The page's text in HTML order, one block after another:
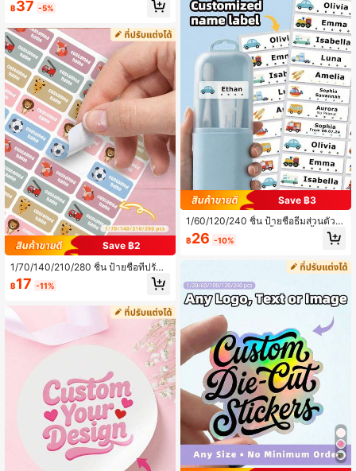
อะคริลิกภาพถ่ายการ์ตูนที่กำหนดเอง, ข
ลิกที่กำหนดเอง, ของขวัญวันครบรอบ,
ของที่ระลึกที่สมบูรณ์แบบสำหรับคนที่พิเ
ศษ, แท่นวางภาพถ่ายที่กำหนดเอง, ตก
แต่งภาพอะคริลิกที่กำหนดเอง, ของขวั
ญที่เหมาะสม เหมาะสำหรับคู่รัก แฟน แ
ฟนสาว สามี และภรรยา เหมาะสำหรับวั
นวาเลนไทน์ งานแต่งงาน และโอกาสพิเ
ศษอื่นๆ
฿37 -5%
Save ฿2
1/70/140/210/280 ชิ้น ป้ายชื่อที่ปรับแ
ต่งได้ สติกเกอร์ข้อความ สติกเกอร์ป้าย
ที่กันน้ำและกันน้ำมันแบบส่วนตัว เหมา
น การห่อของขวัญวันเกิด การตกแต่งข
องที่ระลึก การเฉลิมฉลองวันหยุด การระ
บุอุปกรณ์กีฬา และการระบุสิ่งของส่วนตั
ว ของขวัญที่เหมาะสมสำหรับผู้ชาย ผู้ห
ญิง พ่อแม่ เพื่อน ครอบครัว เพื่อนร่วมงา
น และลูกค้า เหมาะสำหรับการใช้งานป
ระจำวัน วันหยุดฤดูร้อน งานปาร์ตี้ฟุตบ
อลโลก วันเกิด วันพ่อ วันแม่ และโอกาส
฿17 -11%
วันเกิดส่วนตัว, การพิมพ์ลวดลาย, บรรย
ากาศอบอุ่น, ความสง่างามของฤดูหนา
Save ฿3
1/60/120/240 ชิ้น ป้ายชื่อธีมส่วนตัว ส
ติกเกอร์ข้อความ กันน้ำและกันน้ำมัน ส
ติกเกอร์ป้าย เหมาะสำหรับอาหารกลาง
กระเป๋า กระเป๋ายิม การตกแต่งสำนักงา
น การจัดระเบียบที่บ้าน การจัดเก็บในห
อพัก ป้ายคุณภาพสูง ทำให้สิ่งของของคุ
ณระบุได้ง่าย สร้างบรรยากาศอบอุ่น ขอ
งขวัญที่เหมาะสำหรับครอบครัว ลูกชาย
ลูกสาว เพื่อน เหมาะสำหรับงานวันเกิด
กิจกรรมกีฬา ฤดูกาลกลับโรงเรียน
฿26 -10%